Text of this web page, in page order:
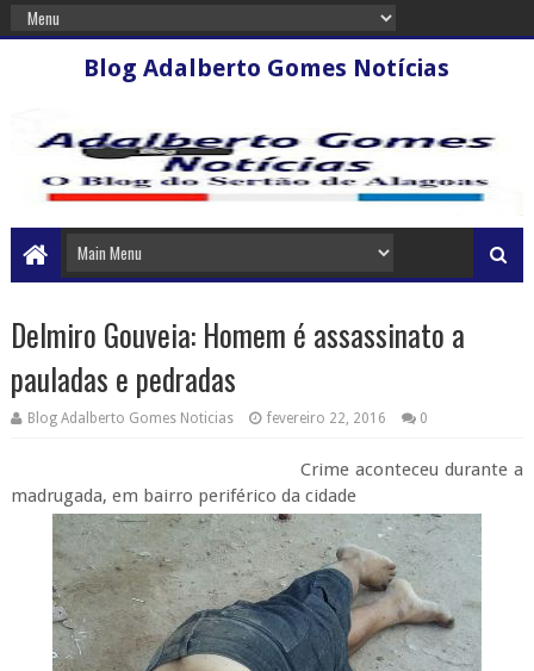
Blog Adalberto Gomes Notícias
Delmiro Gouveia: Homem é assassinato a
pauladas e pedradas
Blog Adalberto Gomes Noticias fevereiro 22, 2016 0
Crime aconteceu durante a
madrugada, em bairro periférico da cidade